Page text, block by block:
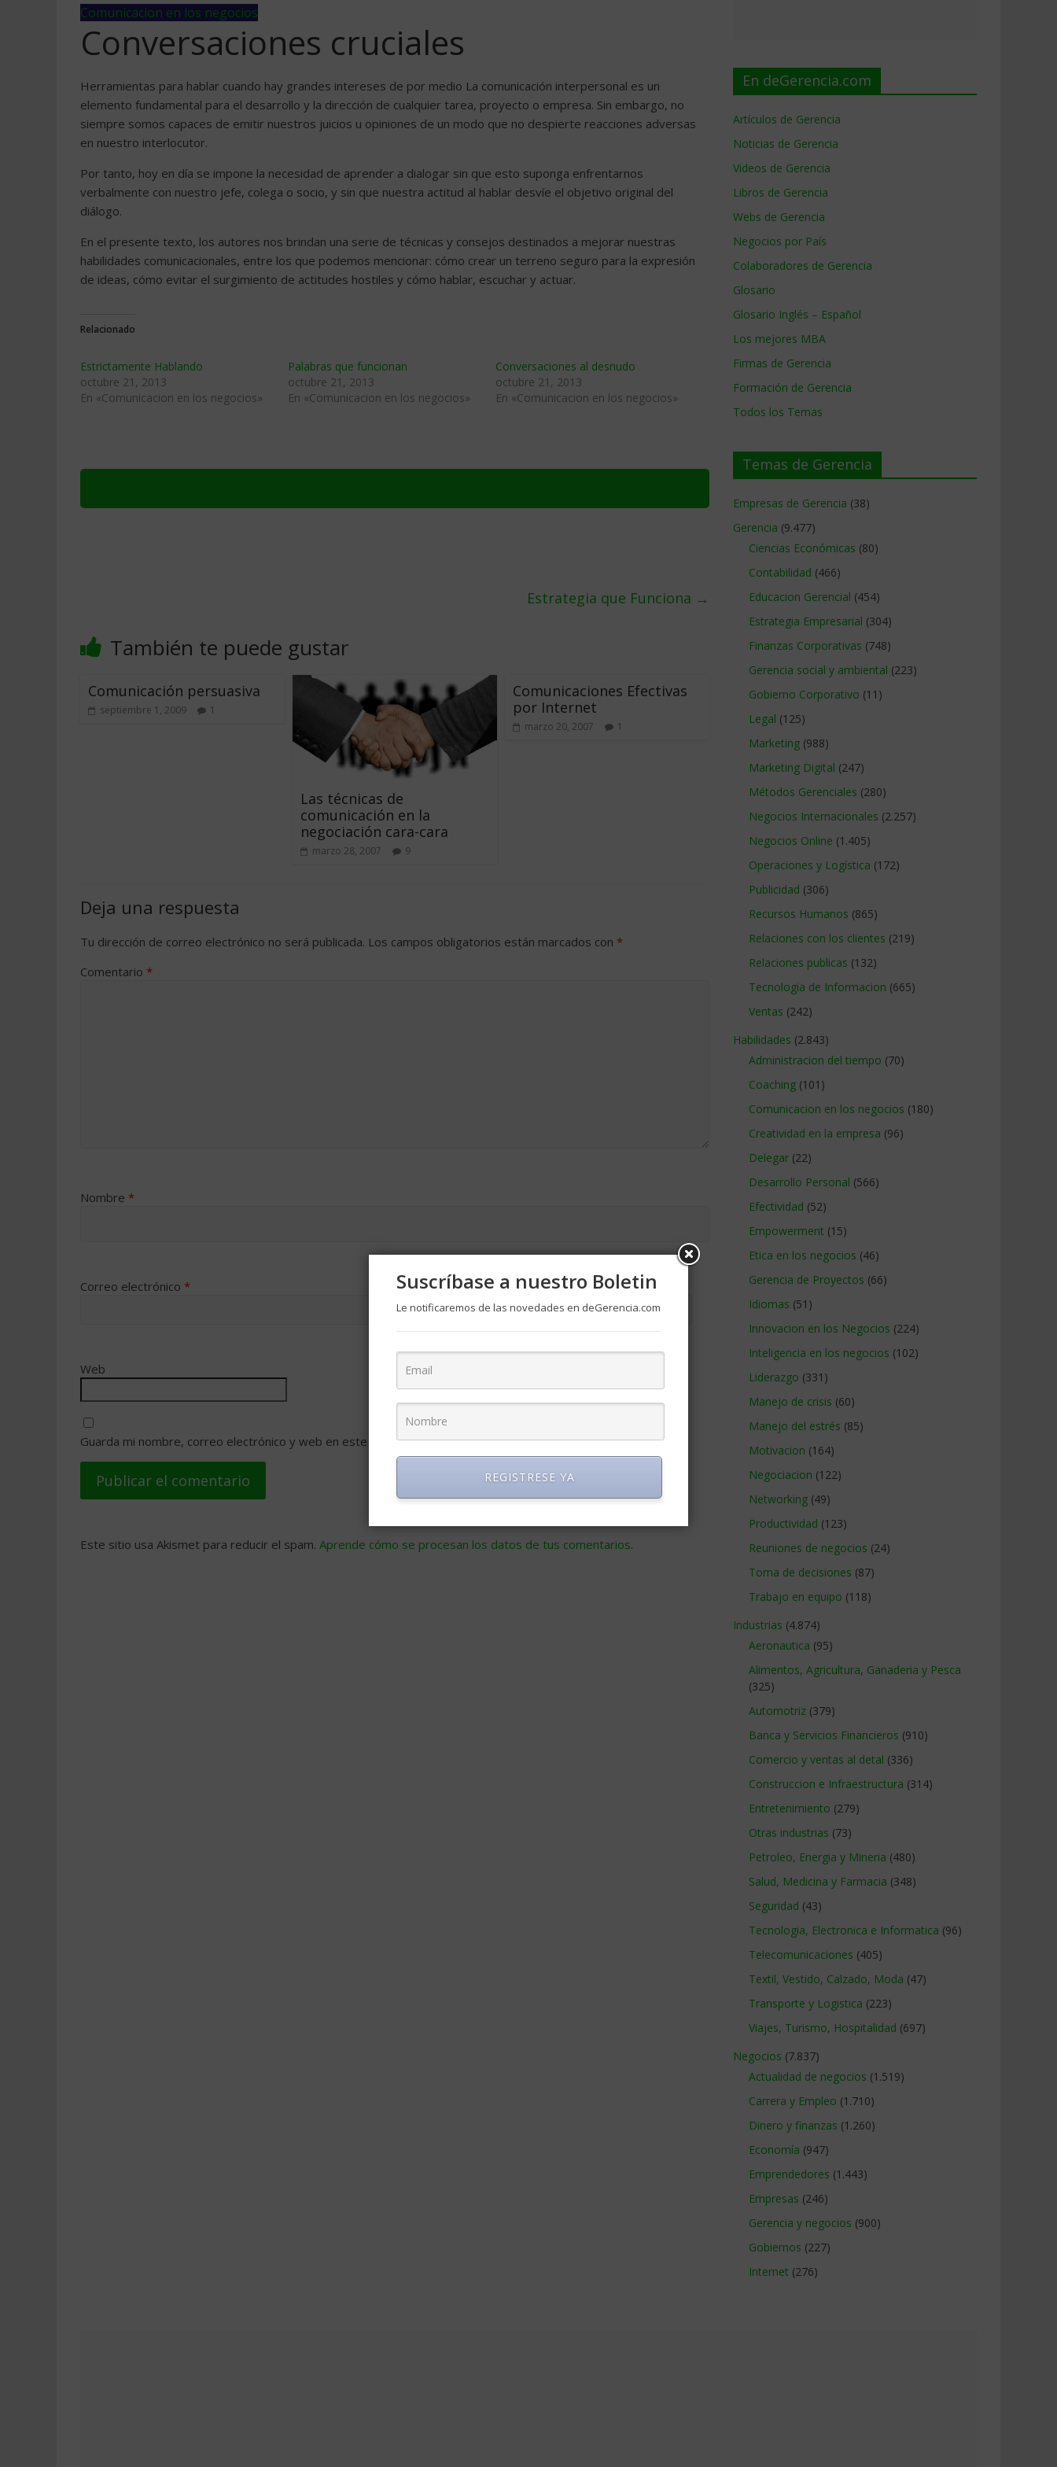
Comunicacion en los negocios
Conversaciones cruciales
Herramientas para hablar cuando hay grandes intereses de por medio La comunicación interpersonal es un
elemento fundamental para el desarrollo y la dirección de cualquier tarea, proyecto o empresa. Sin embargo, no
siempre somos capaces de emitir nuestros juicios u opiniones de un modo que no despierte reacciones adversas
en nuestro interlocutor.
Por tanto, hoy en día se impone la necesidad de aprender a dialogar sin que esto suponga enfrentarnos
verbalmente con nuestro jefe, colega o socio, y sin que nuestra actitud al hablar desvíe el objetivo original del
diálogo.
En el presente texto, los autores nos brindan una serie de técnicas y consejos destinados a mejorar nuestras
habilidades comunicacionales, entre los que podemos mencionar: cómo crear un terreno seguro para la expresión
de ideas, cómo evitar el surgimiento de actitudes hostiles y cómo hablar, escuchar y actuar.
Relacionado
Estrictamente Hablando
octubre 21, 2013
En «Comunicacion en los negocios»
Palabras que funcionan
octubre 21, 2013
En «Comunicacion en los negocios»
Conversaciones al desnudo
octubre 21, 2013
En «Comunicacion en los negocios»
Estrategia que Funciona →
También te puede gustar
Comunicación persuasiva
septiembre 1, 2009 1
Las técnicas de
comunicación en la
negociación cara-cara
marzo 28, 2007 9
Comunicaciones Efectivas
por Internet
marzo 20, 2007 1
Deja una respuesta
Tu dirección de correo electrónico no será publicada. Los campos obligatorios están marcados con *
Comentario *
Nombre *
Correo electrónico *
Web
Guarda mi nombre, correo electrónico y web en este navegador para la próxima vez que comente.
Este sitio usa Akismet para reducir el spam. Aprende cómo se procesan los datos de tus comentarios.
En deGerencia.com
Artículos de Gerencia
Noticias de Gerencia
Videos de Gerencia
Libros de Gerencia
Webs de Gerencia
Negocios por País
Colaboradores de Gerencia
Glosario
Glosario Inglés – Español
Los mejores MBA
Firmas de Gerencia
Formación de Gerencia
Todos los Temas
Temas de Gerencia
Empresas de Gerencia (38)
Gerencia (9.477)
Ciencias Económicas (80)
Contabilidad (466)
Educacion Gerencial (454)
Estrategia Empresarial (304)
Finanzas Corporativas (748)
Gerencia social y ambiental (223)
Gobierno Corporativo (11)
Legal (125)
Marketing (988)
Marketing Digital (247)
Métodos Gerenciales (280)
Negocios Internacionales (2.257)
Negocios Online (1.405)
Operaciones y Logística (172)
Publicidad (306)
Recursos Humanos (865)
Relaciones con los clientes (219)
Relaciones publicas (132)
Tecnologia de Informacion (665)
Ventas (242)
Habilidades (2.843)
Administracion del tiempo (70)
Coaching (101)
Comunicacion en los negocios (180)
Creatividad en la empresa (96)
Delegar (22)
Desarrollo Personal (566)
Efectividad (52)
Empowerment (15)
Etica en los negocios (46)
Gerencia de Proyectos (66)
Idiomas (51)
Innovacion en los Negocios (224)
Inteligencia en los negocios (102)
Liderazgo (331)
Manejo de crisis (60)
Manejo del estrés (85)
Motivacion (164)
Negociacion (122)
Networking (49)
Productividad (123)
Reuniones de negocios (24)
Toma de decisiones (87)
Trabajo en equipo (118)
Industrias (4.874)
Aeronautica (95)
Alimentos, Agricultura, Ganaderia y Pesca
(325)
Automotriz (379)
Banca y Servicios Financieros (910)
Comercio y ventas al detal (336)
Construccion e Infraestructura (314)
Entretenimiento (279)
Otras industrias (73)
Petroleo, Energia y Mineria (480)
Salud, Medicina y Farmacia (348)
Seguridad (43)
Tecnologia, Electronica e Informatica (96)
Telecomunicaciones (405)
Textil, Vestido, Calzado, Moda (47)
Transporte y Logistica (223)
Viajes, Turismo, Hospitalidad (697)
Negocios (7.837)
Actualidad de negocios (1.519)
Carrera y Empleo (1.710)
Dinero y finanzas (1.260)
Economía (947)
Emprendedores (1.443)
Empresas (246)
Gerencia y negocios (900)
Gobiernos (227)
Internet (276)
Suscríbase a nuestro Boletin
Le notificaremos de las novedades en deGerencia.com
REGISTRESE YA